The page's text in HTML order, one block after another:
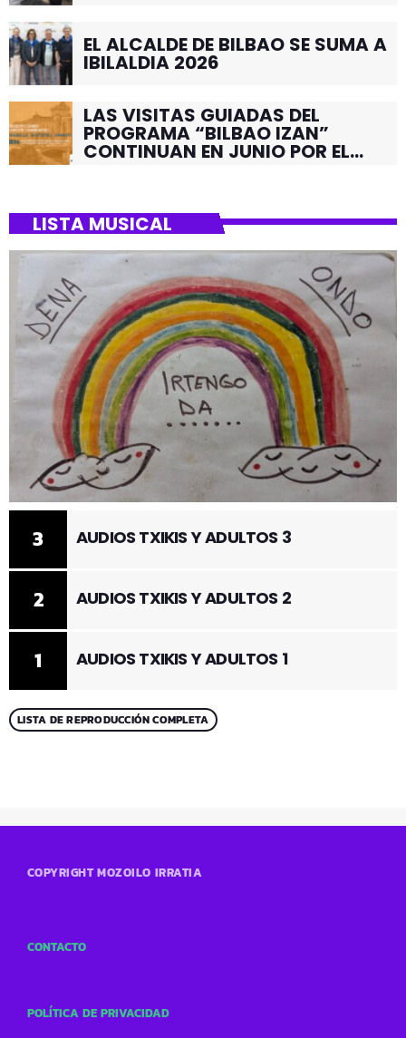
EL ALCALDE DE BILBAO SE SUMA A
IBILALDIA 2026
LAS VISITAS GUIADAS DEL
PROGRAMA “BILBAO IZAN”
CONTINUAN EN JUNIO POR EL
LISTA MUSICAL
1 AUDIOS TXIKIS Y ADULTOS 1
2 AUDIOS TXIKIS Y ADULTOS 2
3 AUDIOS TXIKIS Y ADULTOS 3
LISTA DE REPRODUCCIÓN COMPLETA
COPYRIGHT MOZOILO IRRATIA
CONTACTO
POLÍTICA DE PRIVACIDAD